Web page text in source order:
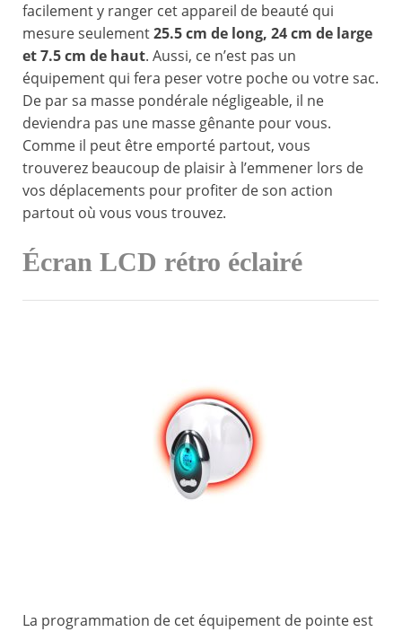
facilement y ranger cet appareil de beauté qui
mesure seulement25.5 cm de long, 24 cm de large
et 7.5 cm de haut. Aussi, ce n’est pas un
équipement qui fera peser votre poche ou votre sac.
De par sa masse pondérale négligeable, il ne
deviendra pas une masse gênante pour vous.
Comme il peut être emporté partout, vous
trouverez beaucoup de plaisir à l’emmener lors de
vos déplacements pour profiter de son action
partout où vous vous trouvez.
Écran LCD rétro éclairé
La programmation de cet équipement de pointe est